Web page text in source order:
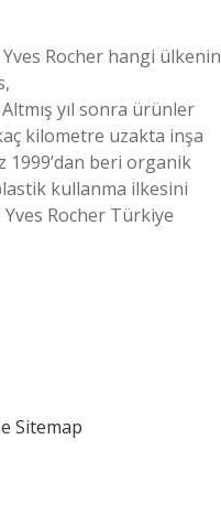
Yves Rocher hangi ülkenin
yıl sonra ürünler
kilometre uzakta inşa
1999’dan beri organik
kullanma ilkesini
Rocher Türkiye
Sitemap